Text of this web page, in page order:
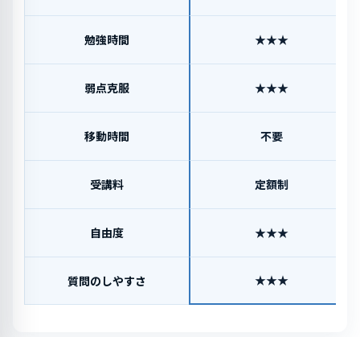
勉強時間 ★★★
弱点克服 ★★★
移動時間 不要
受講料 定額制
自由度 ★★★
質問のしやすさ ★★★